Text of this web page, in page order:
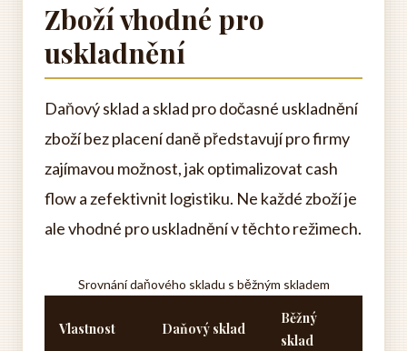
Zboží vhodné pro
uskladnění
Daňový sklad a sklad pro dočasné uskladnění
zboží bez placení daně představují pro firmy
zajímavou možnost, jak optimalizovat cash
flow a zefektivnit logistiku. Ne každé zboží je
ale vhodné pro uskladnění v těchto režimech.
Srovnání daňového skladu s běžným skladem
Vlastnost Daňový sklad
Běžný
sklad